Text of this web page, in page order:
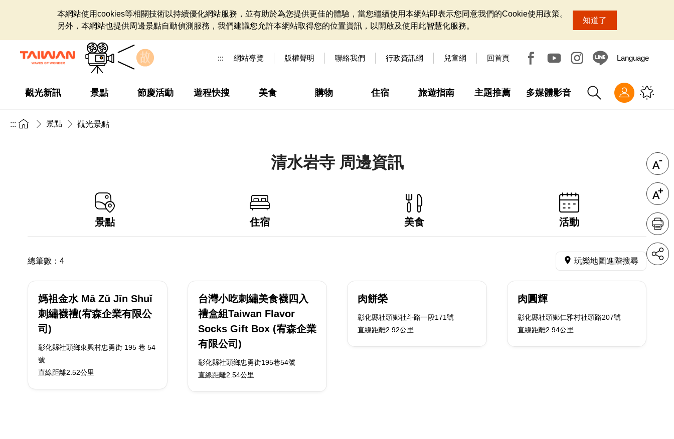
本網站使用cookies等相關技術以持續優化網站服務，並有助於為您提供更佳的體驗，當您繼續使用本網站即表示您同意我們的Cookie使用政策。
另外，本網站也提供周邊景點自動偵測服務，我們建議您允許本網站取得您的位置資訊，以開啟及使用此智慧化服務。
知道了
::: 網站導覽 版權聲明 聯絡我們 行政資訊網 兒童網 回首頁 Language
觀光新訊 景點 節慶活動 遊程快搜 美食 購物 住宿 旅遊指南 主題推薦 多媒體影音
::: 景點 觀光景點
清水岩寺 周邊資訊
景點 住宿 美食 活動
總筆數： 4 玩樂地圖進階搜尋
媽祖金水 Mā Zǔ Jīn Shuǐ
刺繡襪禮(宥森企業有限公
司)
彰化縣社頭鄉東興村忠勇街 195 巷 54
號
直線距離2.52公里
台灣小吃刺繡美食襪四入
禮盒組Taiwan Flavor
Socks Gift Box (宥森企業
有限公司)
彰化縣社頭鄉忠勇街195巷54號
直線距離2.54公里
肉餅榮
彰化縣社頭鄉社斗路一段171號
直線距離2.92公里
肉圓輝
彰化縣社頭鄉仁雅村社頭路207號
直線距離2.94公里